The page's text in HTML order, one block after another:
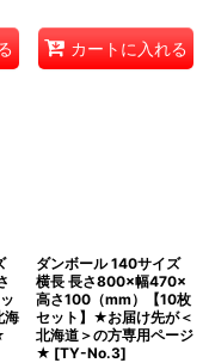
カートに入れる
海
ダンボール 140サイズ
横長 長さ800×幅470×
高さ100（mm）【10枚
セット】★お届け先が＜
北海道＞の方専用ページ
★ [TY-No.3]